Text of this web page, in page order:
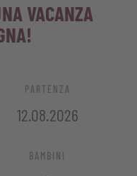
VACANZA
PARTENZA
BAMBINI